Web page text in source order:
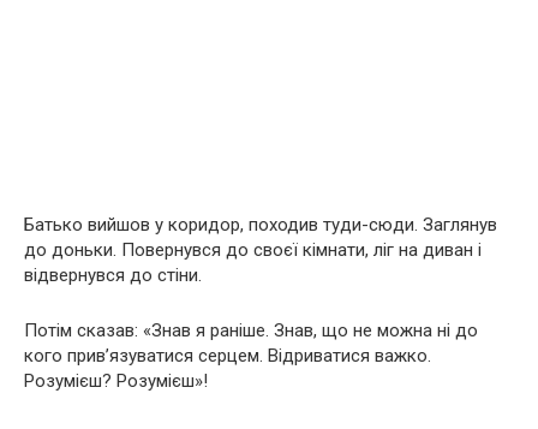
Батько вийшов у коридор, походив туди-сюди. Заглянув
до доньки. Повернувся до своєї кімнати, ліг на диван і
відвернувся до стіни.
Потім сказав: «Знав я раніше. Знав, що не можна ні до
кого прив’язуватися серцем. Відриватися важко.
Розумієш? Розумієш»!